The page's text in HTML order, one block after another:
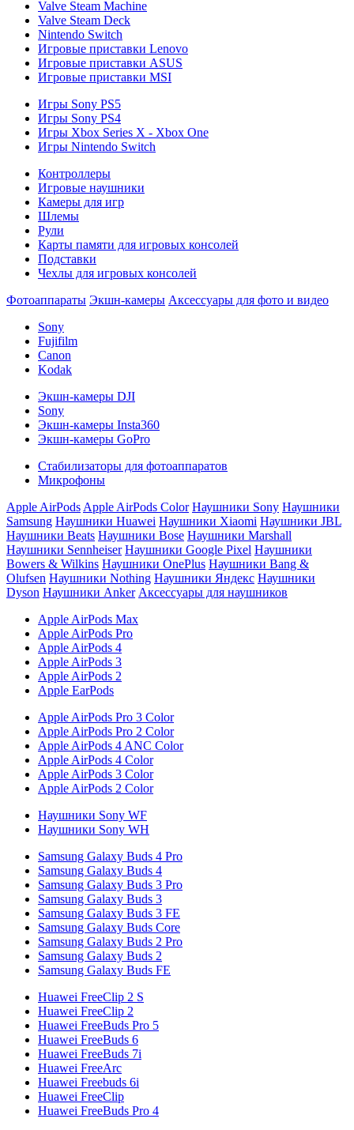
Valve Steam Machine
Valve Steam Deck
Nintendo Switch
Игровые приставки Lenovo
Игровые приставки ASUS
Игровые приставки MSI
Игры Sony PS5
Игры Sony PS4
Игры Xbox Series X - Xbox One
Игры Nintendo Switch
Контроллеры
Игровые наушники
Камеры для игр
Шлемы
Рули
Карты памяти для игровых консолей
Подставки
Чехлы для игровых консолей
Фотоаппараты Экшн-камеры Аксессуары для фото и видео
Sony
Fujifilm
Canon
Kodak
Экшн-камеры DJI
Sony
Экшн-камеры Insta360
Экшн-камеры GoPro
Стабилизаторы для фотоаппаратов
Микрофоны
Apple AirPods Apple AirPods Color Наушники Sony Наушники
Samsung Наушники Huawei Наушники Xiaomi Наушники JBL
Наушники Beats Наушники Bose Наушники Marshall
Наушники Sennheiser Наушники Google Pixel Наушники
Bowers & Wilkins Наушники OnePlus Наушники Bang &
Olufsen Наушники Nothing Наушники Яндекс Наушники
Dyson Наушники Anker Аксессуары для наушников
Apple AirPods Max
Apple AirPods Pro
Apple AirPods 4
Apple AirPods 3
Apple AirPods 2
Apple EarPods
Apple AirPods Pro 3 Color
Apple AirPods Pro 2 Color
Apple AirPods 4 ANC Color
Apple AirPods 4 Color
Apple AirPods 3 Color
Apple AirPods 2 Color
Наушники Sony WF
Наушники Sony WH
Samsung Galaxy Buds 4 Pro
Samsung Galaxy Buds 4
Samsung Galaxy Buds 3 Pro
Samsung Galaxy Buds 3
Samsung Galaxy Buds 3 FE
Samsung Galaxy Buds Core
Samsung Galaxy Buds 2 Pro
Samsung Galaxy Buds 2
Samsung Galaxy Buds FE
Huawei FreeClip 2 S
Huawei FreeClip 2
Huawei FreeBuds Pro 5
Huawei FreeBuds 6
Huawei FreeBuds 7i
Huawei FreeArc
Huawei Freebuds 6i
Huawei FreeClip
Huawei FreeBuds Pro 4